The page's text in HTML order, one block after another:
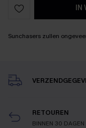
IN
Sunchasers zullen
RETOUREN
BINNEN 30 DAGEN